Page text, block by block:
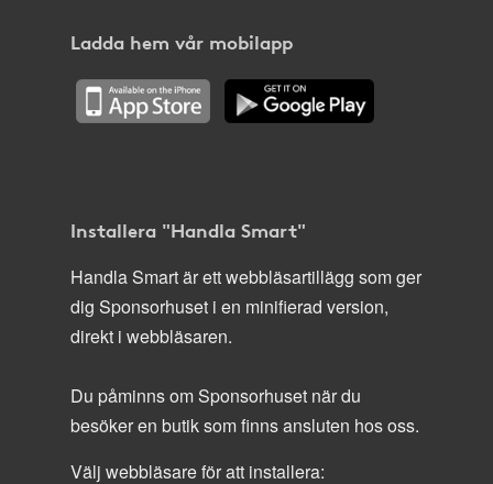
Ladda hem vår mobilapp
Installera "Handla Smart"
Handla Smart är ett webbläsartillägg som ger
dig Sponsorhuset i en minifierad version,
direkt i webbläsaren.
Du påminns om Sponsorhuset när du
besöker en butik som finns ansluten hos oss.
Välj webbläsare för att installera: